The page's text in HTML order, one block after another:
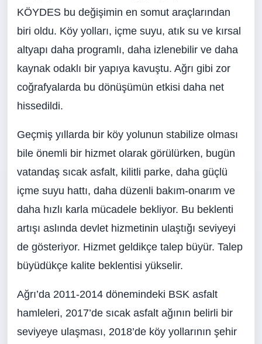
KÖYDES bu değişimin en somut araçlarından
biri oldu. Köy yolları, içme suyu, atık su ve kırsal
altyapı daha programlı, daha izlenebilir ve daha
kaynak odaklı bir yapıya kavuştu. Ağrı gibi zor
coğrafyalarda bu dönüşümün etkisi daha net
hissedildi.
Geçmiş yıllarda bir köy yolunun stabilize olması
bile önemli bir hizmet olarak görülürken, bugün
vatandaş sıcak asfalt, kilitli parke, daha güçlü
içme suyu hattı, daha düzenli bakım-onarım ve
daha hızlı karla mücadele bekliyor. Bu beklenti
artışı aslında devlet hizmetinin ulaştığı seviyeyi
de gösteriyor. Hizmet geldikçe talep büyür. Talep
büyüdükçe kalite beklentisi yükselir.
Ağrı’da 2011-2014 dönemindeki BSK asfalt
hamleleri, 2017’de sıcak asfalt ağının belirli bir
seviyeye ulaşması, 2018’de köy yollarının şehir